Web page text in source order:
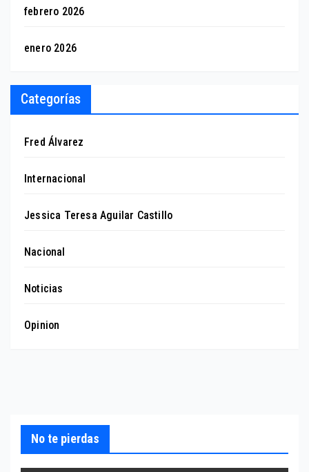
febrero 2026
enero 2026
Categorías
Fred Álvarez
Internacional
Jessica Teresa Aguilar Castillo
Nacional
Noticias
Opinion
No te pierdas